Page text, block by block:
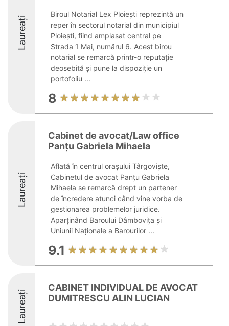
Laureați
Biroul Notarial Lex Ploiești reprezintă un
reper în sectorul notarial din municipiul
Ploiești, fiind amplasat central pe
Strada 1 Mai, numărul 6. Acest birou
notarial se remarcă printr-o reputație
deosebită și pune la dispoziție un
portofoliu ...
8
Laureați
Cabinet de avocat/Law office
Panțu Gabriela Mihaela
Aflată în centrul orașului Târgoviște,
Cabinetul de avocat Panțu Gabriela
Mihaela se remarcă drept un partener
de încredere atunci când vine vorba de
gestionarea problemelor juridice.
Aparținând Baroului Dâmbovița și
Uniunii Naționale a Barourilor ...
9.1
Laureați
CABINET INDIVIDUAL DE AVOCAT
DUMITRESCU ALIN LUCIAN